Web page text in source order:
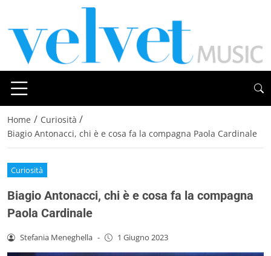
Home / Curiosità /
Biagio Antonacci, chi è e cosa fa la compagna Paola Cardinale
Curiosità
Biagio Antonacci, chi è e cosa fa la compagna
Paola Cardinale
Stefania Meneghella - 1 Giugno 2023